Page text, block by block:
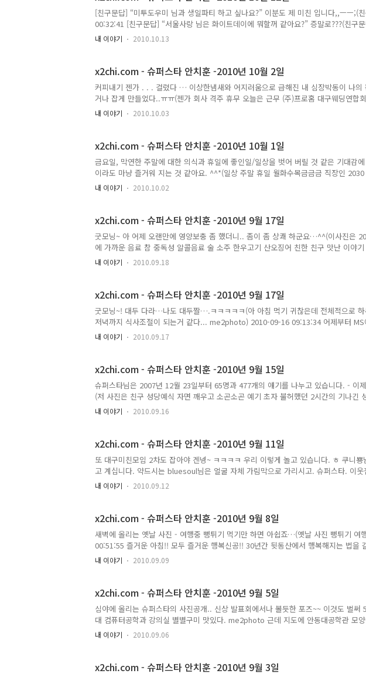
[친구문답] “미투도우미 님과 생일파티 하고 싶나요?” 이분도 제 미친 입니다,,ㅡㅡ;(
00:32:41 [친구문답] “서울사랑 님은 화이트데이에 뭐할꺼 같아요?” 증말로???(친구
신이 좋아 하는 아이돌은? 2010-10-12 00:43:53 신거 싫다니깐 …. 레몬 32개 분량이
ㅋㅋ(me2mobile me2photo) 2010-10-12 00:52:50 와~~아침부터 모기 완전 대박
직까지 쌩쌩한데 겨울까지 버틸 라고 그러나 ㅠㅠ) 2010-10-12 07:29:31..
내 이야기 2010.10.13
x2chi.com - 슈퍼스타 안치훈 -2010년 10월 2일
커피내기 젠가 . . . 걸렸다 … 이상한냄새와 어지러움으로 급해진 내 심장박동이 나의
거나 잡게 만들었다..ㅠㅠ(젠가 회사 격주 휴무 오늘은 근무 (주)프로홈 대구웨딩연
2010-10-02 14:02:23 커피커피커피(커피 me2mobile me2photo) 2010-10-02
이거 어질 어질 하이 집중 해야 되는데 잘안되고…ㅠㅠ 이게 갑자기 생각나네… 안동
2010-10-02 14:50:01 오늘 토요일인데 지금까지 저녁도 못먹고 작업중…ㅠㅠ 아 이제
내 이야기 2010.10.03
x2chi.com - 슈퍼스타 안치훈 -2010년 10월 1일
금요일, 막연한 주말에 대한 의식과 휴일에 좋인일/일상을 벗어 버릴 것 같은 기대감
이라도 마냥 즐거워 지는 것 같아요. ^^*(일상 주말 휴일 월화수목금금금 직장인
가를 먼저 생각 하는 버릇 때문에 두려움,의심,,,,위로,희망,격려,용기...라고 하는것
01 08:40:05 오늘 미투데이 친구 20여명 이상 '친구끊기'를 했네요…ㅋㅋㅋ(잡다한 친
놀이 직장인 me2mobile me2photo) 2010-10-01 14:36:14 자기 자리 옆에 대형..
내 이야기 2010.10.02
x2chi.com - 슈퍼스타 안치훈 -2010년 9월 17일
굿모닝~ 아 어제 오랜만에 영양보충 좀 했더니.. 좀이 좀 상쾌 하군요…^^(이사진은
에 가까운 음료 참 중독성 알콜음료 술 소주 한우고기 산오징어 친한 친구 맛난 이
06:50:12 추석 잘 버티고 9월 까지 마감 프로젝트 여러개인데 엄청 쌓여 있고 음 컨디
어트 목표의 위기…. 업무 완성도의 위기…. 그래도 오늘은 그나마 좋은날~ ㅋㅋㅋ 화
네, 보드 타러 가는 거임??? 빨리 가고 싶다…. 아직 2달은 더있어야 하는데,,,,ㅠㅠ 아
내 이야기 2010.09.18
x2chi.com - 슈퍼스타 안치훈 -2010년 9월 17일
굿모닝~! 대두 다라…나도 대두짤….ㅋㅋㅋㅋㅋ(아 아침 먹기 귀찮은데 전체적으로
저녁까지 식사조절이 되는거 같다... me2photo) 2010-09-16 09:13:34 어제부터 MS
한다고 와서 경품도 받고 런칭파티 참가하라고 합니다.. 걸려온 텔레마케터 목소리는
ㅋㅋㅋ(IE9 런칭 파티 마이크로소프트 MS 전화 문자) 2010-09-16 10:21:30 요놈이
프트 MS me2photo) 2010-09-16 10:47:36 사무실앞 미니공원 건들바위공원 절벽하
내 이야기 2010.09.17
x2chi.com - 슈퍼스타 안치훈 -2010년 9월 15일
슈퍼스타님은 2007년 12월 23일부터 65명과 477개의 얘기를 나누고 있습니다. - 이
(저 사진은 친구 성당예식 자면 깨우고 소곤소곤 예기 초자 불허했던 2시간의 기나긴
me2photo) 2010-09-15 04:21:49 굿모닝~ 오늘도 즐거운 하루 되세요!!! . . . . 요긴
nice day! (주)프로홈 대구웨딩연합회 me2photo) 2010-09-15 09:12:44 인테리어 된
지만…^^(창문 하늘 구름 가을 대구 (주)프로홈 대구웨딩연합회 안실 내자리 실장 2층
내 이야기 2010.09.16
x2chi.com - 슈퍼스타 안치훈 -2010년 9월 11일
또 대구미친모임 2차도 잡아야 겐넹~ ㅋㅋㅋㅋ 우리 이렇게 놀고 있습니다. ㅎ 쿠니
고 계십니다. 약드시는 bluesoul님은 얼굴 자체 가림막으로 가리시고. 슈퍼스타. 이웃
ㅎㅎㅎ 그래도 즐겁습니다 by 통가라시 에 남긴 글 2010-09-11 10:08:16 윽 대구 중
백업용 서버도 다 죽었고…백업중이였는데..ㅠㅠ 다시..(정전으로 일시적으로 마비)
Four in line game me2photo) 2010-09-11 14:06:19 개발실….. 위에서부터 바나나
내 이야기 2010.09.12
x2chi.com - 슈퍼스타 안치훈 -2010년 9월 8일
새벽에 올리는 옛날 사진 - 여행중 뻥튀기 먹기만 하면 아쉽죠…(옛날 사진 뻥튀기
00:51:55 즐거운 아침!! 모두 즐거운 행복신공!! 30년간 뒷동산에서 행복해지는 법을
행복신공!! ㅋㅋㅋㅋ(아침 굿 모닝 즐거운 하루 되세요! 행복신공 웃어요! me2photo
08:33:40 네! 오늘은 이모님 휴무로 인해 예감좋은, 효주맘, 최자이너 의 요리로 점심
이) 2010-09-08 12:55:43 아침에 올린 행복신공 업그레이드 여친신공! - 여친이 생겨
내 이야기 2010.09.09
x2chi.com - 슈퍼스타 안치훈 -2010년 9월 5일
심야에 올리는 슈퍼스타의 사진공개.. 신상 발표회에서나 볼듯한 포즈~~ 이것도 벌
대 컴퓨터공학과 강의실 별별구미 맛있다. me2photo 근데 지도에 안동대공학관 모
관은? 2호관은?) 2010-09-05 00:44:52 새벽부터 지지자….^^ 제 미투에 댓글 많이 달
(me2supporter) 2010-09-05 03:11:24 우리 회사 [(주)프로홈] / [대구웨딩연합회]
04:55:40 12년전 해동검도 다닐때 1단승단자 기념촬영.. 문제는 승단심사 가기전전날
내 이야기 2010.09.06
x2chi.com - 슈퍼스타 안치훈 -2010년 9월 3일